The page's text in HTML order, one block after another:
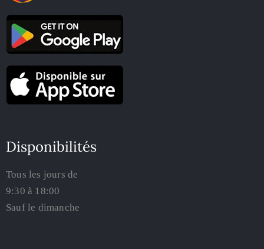
Disponibilités
Tous les jours de
9:30 à 18:00
Sauf le dimanche